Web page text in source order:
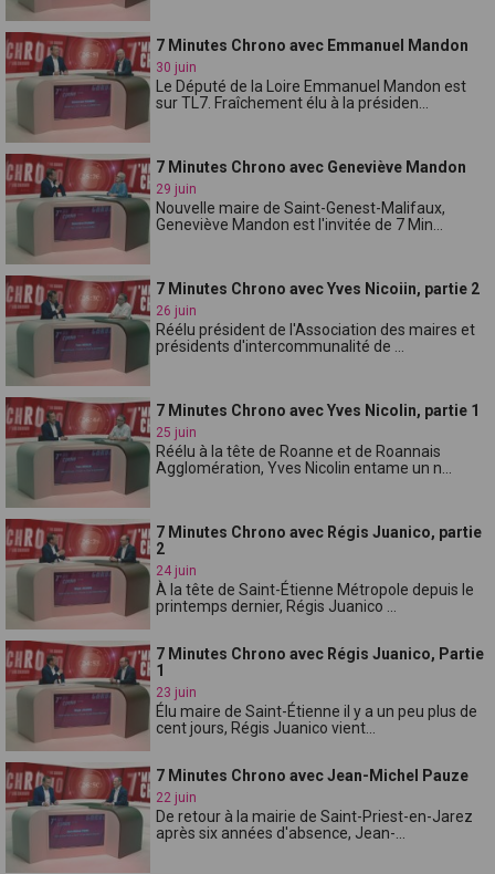
7 Minutes Chrono avec Emmanuel Mandon
30 juin
Le Député de la Loire Emmanuel Mandon est
sur TL7. Fraîchement élu à la présiden...
7 Minutes Chrono avec Geneviève Mandon
29 juin
Nouvelle maire de Saint-Genest-Malifaux,
Geneviève Mandon est l'invitée de 7 Min...
7 Minutes Chrono avec Yves Nicoiin, partie 2
26 juin
Réélu président de l'Association des maires et
présidents d'intercommunalité de ...
7 Minutes Chrono avec Yves Nicolin, partie 1
25 juin
Réélu à la tête de Roanne et de Roannais
Agglomération, Yves Nicolin entame un n...
7 Minutes Chrono avec Régis Juanico, partie
2
24 juin
À la tête de Saint-Étienne Métropole depuis le
printemps dernier, Régis Juanico ...
7 Minutes Chrono avec Régis Juanico, Partie
1
23 juin
Élu maire de Saint-Étienne il y a un peu plus de
cent jours, Régis Juanico vient...
7 Minutes Chrono avec Jean-Michel Pauze
22 juin
De retour à la mairie de Saint-Priest-en-Jarez
après six années d'absence, Jean-...